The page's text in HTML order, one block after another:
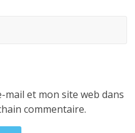
et mon site web dans
commentaire.